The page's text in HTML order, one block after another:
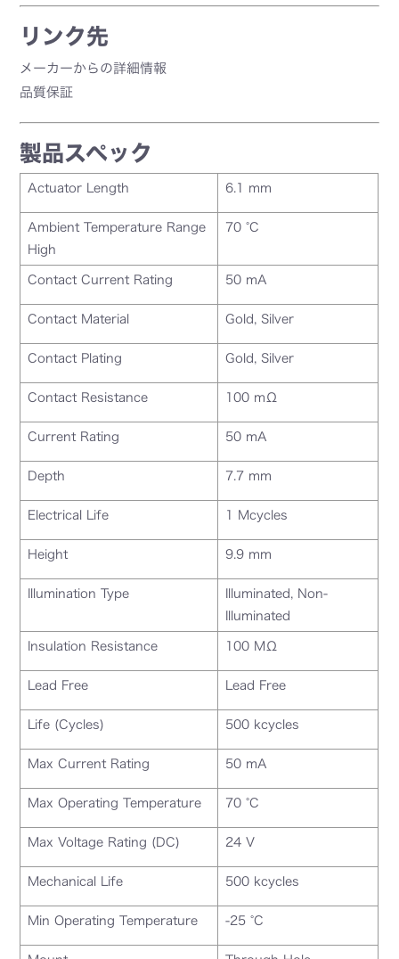
リンク先
メーカーからの詳細情報
品質保証
製品スペック
Actuator Length 6.1 mm
Ambient Temperature Range
High
70 °C
Contact Current Rating 50 mA
Contact Material Gold, Silver
Contact Plating Gold, Silver
Contact Resistance 100 mΩ
Current Rating 50 mA
Depth 7.7 mm
Electrical Life 1 Mcycles
Height 9.9 mm
Illumination Type
Illuminated, Non-
Illuminated
Insulation Resistance 100 MΩ
Lead Free Lead Free
Life (Cycles) 500 kcycles
Max Current Rating 50 mA
Max Operating Temperature 70 °C
Max Voltage Rating (DC) 24 V
Mechanical Life 500 kcycles
Min Operating Temperature -25 °C